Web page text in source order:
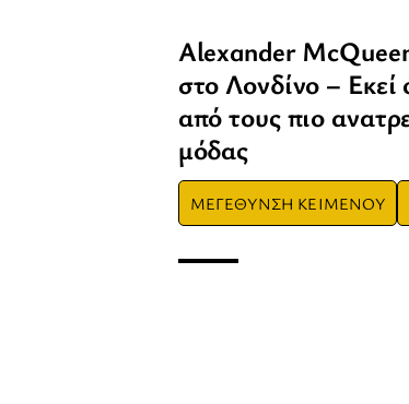
Alexander
στο Λονδίνο –
από τους πιο
μόδας
ΜΕΓΕΘΥΝΣΗ ΚΕΙΜΕΝΟΥ